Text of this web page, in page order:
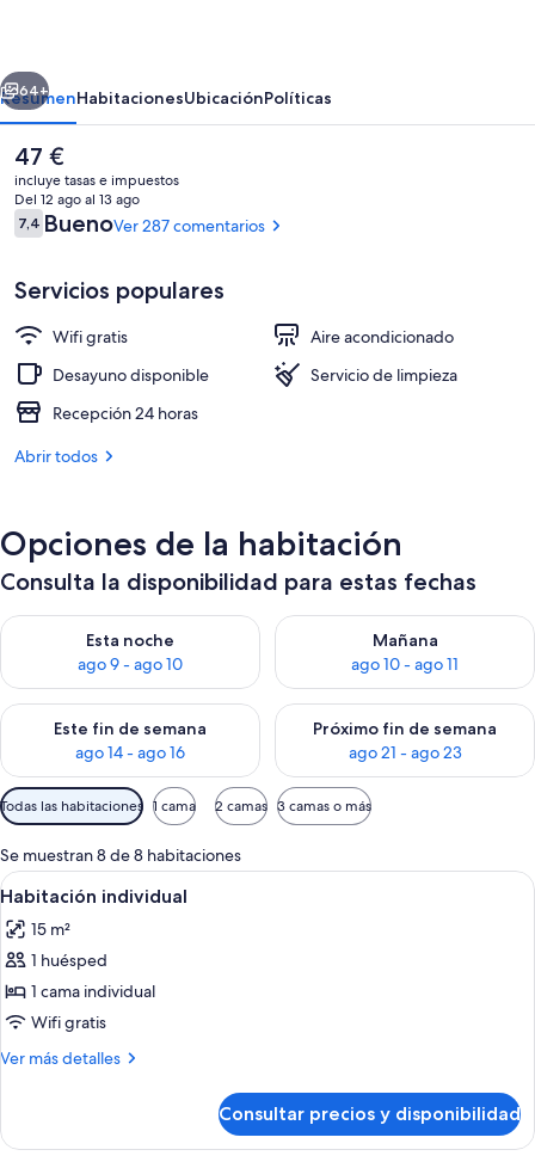
Fachada del alojamiento
Siguiente
64+
ResumenHabitacionesUbicaciónPolíticas
El
precio
actual
es
de
47 €
incluye tasas e impuestos
Del 12 ago al 13 ago
Comentarios
7,47,4 de 10
BuenoVer 287 comentarios
Servicios populares
Wifi gratis
Aire acondicionado
Desayuno disponible
Servicio de limpieza
Recepción 24 horas
Abrir todos
Opciones de la habitación
Consulta la disponibilidad para estas fechas
Esta noche
ago 9 - ago 10
Consulta la disponibilidad para esta noche, ago 9 - ago 10
Mañana
ago 10 - ago 11
Consulta la disponibilidad
Este fin de semana
ago 14 - ago 16
Consulta la disponibilidad para este fin de semana, ago 14 -
Próximo fin de semana
ago 21 - ago 23
Consulta la disponibilidad
Filtros
disponibles
para
las
habitaciones
Todas las habitaciones 1 cama 2 camas 3 camas o más
Se muestran 8 de 8 habitaciones
Abrir
todas
las
fotos
de
Habitación
individual
Habitación de hotel con cama, una
19
Habitación individual
15 m²
1 huésped
1 cama individual
Wifi gratis
Ver más detalles
Más
individual
Consultar precios y disponibilidad